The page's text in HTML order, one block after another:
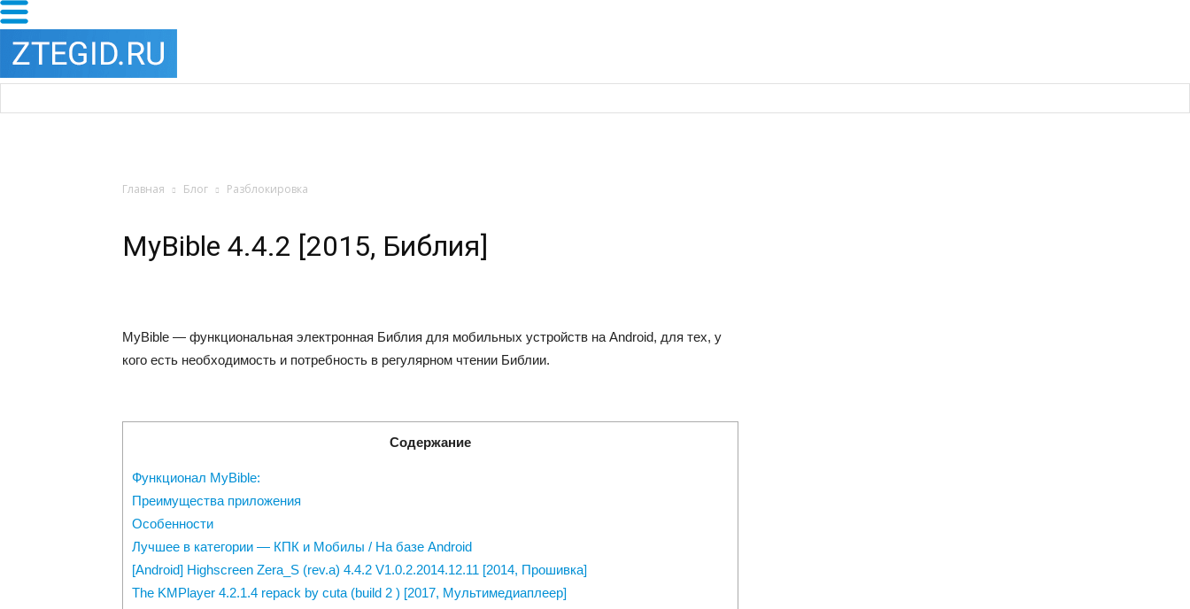
Главная Блог Разблокировка
MyBible 4.4.2 [2015, Библия]
MyBible — функциональная электронная Библия для мобильных устройств на Android, для тех, у
кого есть необходимость и потребность в регулярном чтении Библии.
Содержание
Функционал MyBible:
Преимущества приложения
Особенности
Лучшее в категории — КПК и Мобилы / На базе Android
[Android] Highscreen Zera_S (rev.a) 4.4.2 V1.0.2.2014.12.11 [2014, Прошивка]
The KMPlayer 4.2.1.4 repack by cuta (build 2 ) [2017, Мультимедиаплеер]